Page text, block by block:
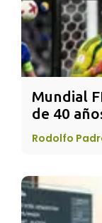
Mundial
de 40
Rodolfo